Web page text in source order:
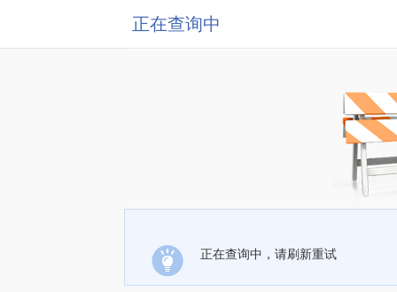
正在查询中
正在查询中，请刷新重试